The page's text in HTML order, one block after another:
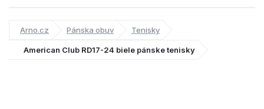
Arno.cz Pánska obuv Tenisky
American Club RD17-24 biele pánske tenisky